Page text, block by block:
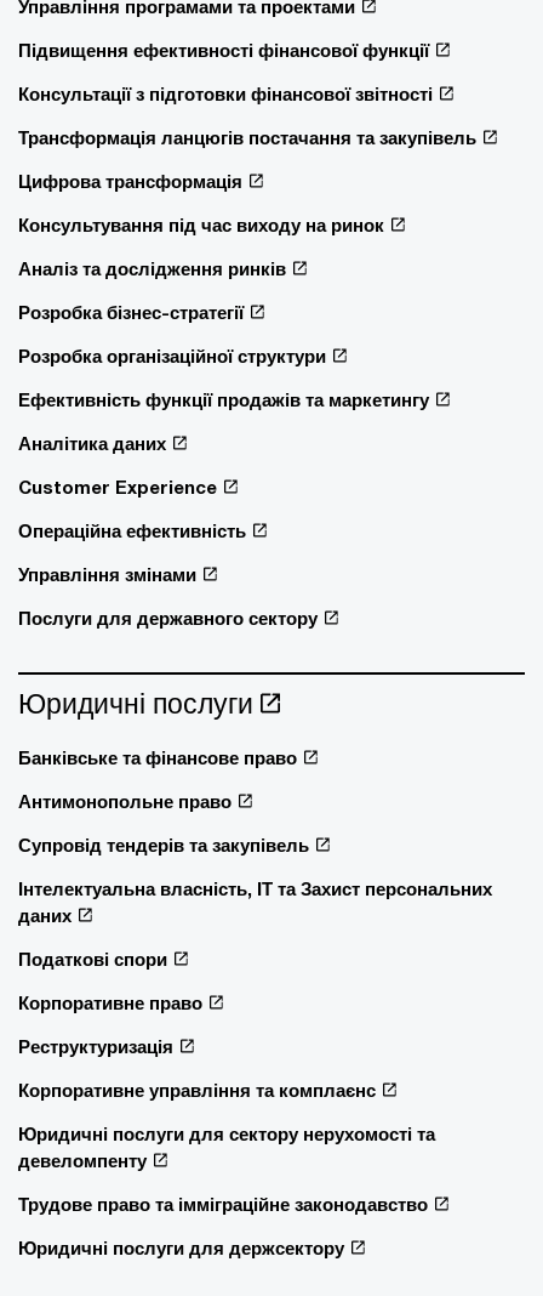
Управління програмами та проектами
Підвищення ефективності фінансової функції
Консультації з підготовки фінансової звітності
Трансформація ланцюгів постачання та закупівель
Цифрова трансформація
Консультування під час виходу на ринок
Аналіз та дослідження ринків
Розробка бізнес-стратегії
Розробка організаційної структури
Ефективність функції продажів та маркетингу
Аналітика даних
Customer Experience
Операційна ефективність
Управління змінами
Послуги для державного сектору
Юридичні послуги
Банківське та фінансове право
Антимонопольне право
Супровід тендерів та закупівель
Інтелектуальна власність, ІТ та Захист персональних
даних
Податкові спори
Корпоративне право
Реструктуризація
Корпоративне управління та комплаєнс
Юридичні послуги для сектору нерухомості та
девеломпенту
Трудове право та імміграційне законодавство
Юридичні послуги для держсектору